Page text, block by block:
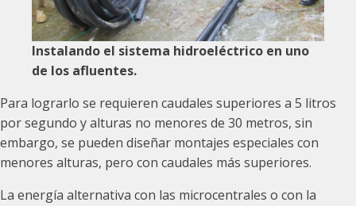
Instalando el sistema hidroeléctrico en uno
de los afluentes.
Para lograrlo se requieren caudales superiores a 5 litros
por segundo y alturas no menores de 30 metros, sin
embargo, se pueden diseñar montajes especiales con
menores alturas, pero con caudales más superiores.
La energía alternativa con las microcentrales o con la